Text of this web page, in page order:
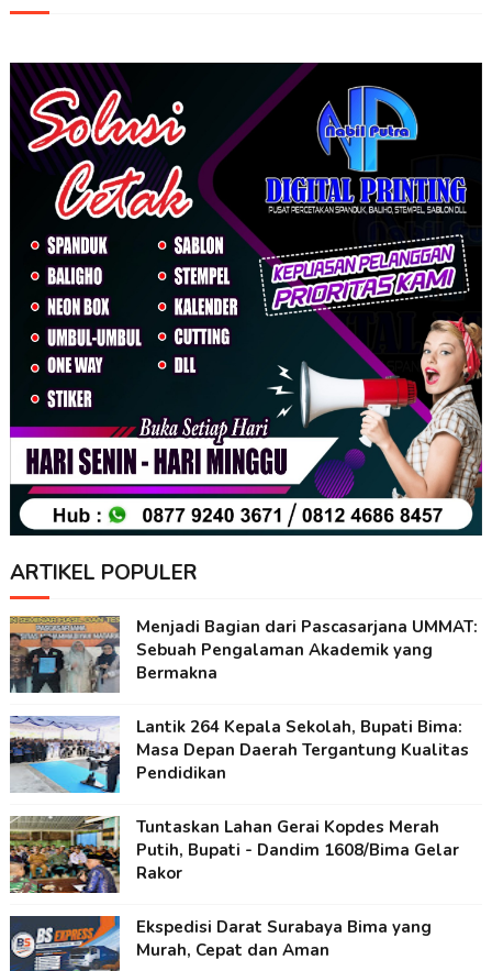
ARTIKEL POPULER
Menjadi Bagian dari Pascasarjana UMMAT:
Sebuah Pengalaman Akademik yang
Bermakna
Lantik 264 Kepala Sekolah, Bupati Bima:
Masa Depan Daerah Tergantung Kualitas
Pendidikan
Tuntaskan Lahan Gerai Kopdes Merah
Putih, Bupati - Dandim 1608/Bima Gelar
Rakor
Ekspedisi Darat Surabaya Bima yang
Murah, Cepat dan Aman